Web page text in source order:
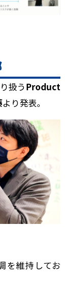
扱う Product
より発表。
を維持してお